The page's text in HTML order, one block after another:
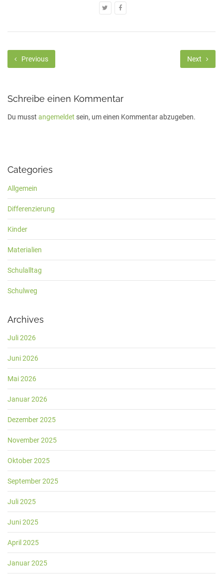
Previous Next
Schreibe einen Kommentar
Du musst angemeldet sein, um einen Kommentar abzugeben.
Categories
Allgemein
Differenzierung
Kinder
Materialien
Schulalltag
Schulweg
Archives
Juli 2026
Juni 2026
Mai 2026
Januar 2026
Dezember 2025
November 2025
Oktober 2025
September 2025
Juli 2025
Juni 2025
April 2025
Januar 2025